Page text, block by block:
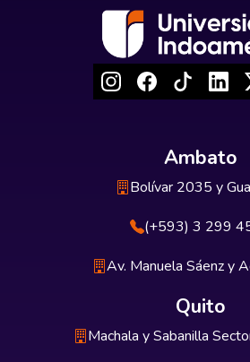
Ambato
Bolívar 2035 y
(+593) 3 299
Av. Manuela Sáenz y
Quito
Machala y Sabanilla